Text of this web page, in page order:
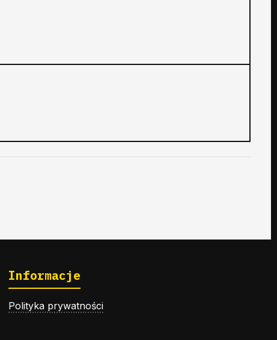
Informacje
Polityka prywatności